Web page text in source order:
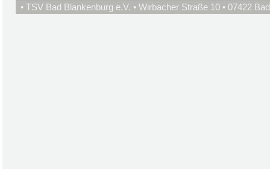
• TSV Bad Blankenburg e.V. • Wirbacher Straße 10 • 07422